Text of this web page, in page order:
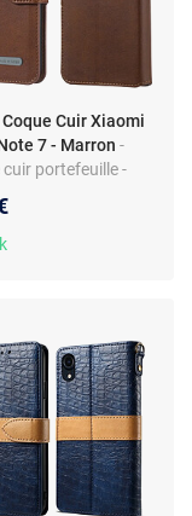
Cuir Xiaomi
7 - Marron -
cuir portefeuille -
-
complète